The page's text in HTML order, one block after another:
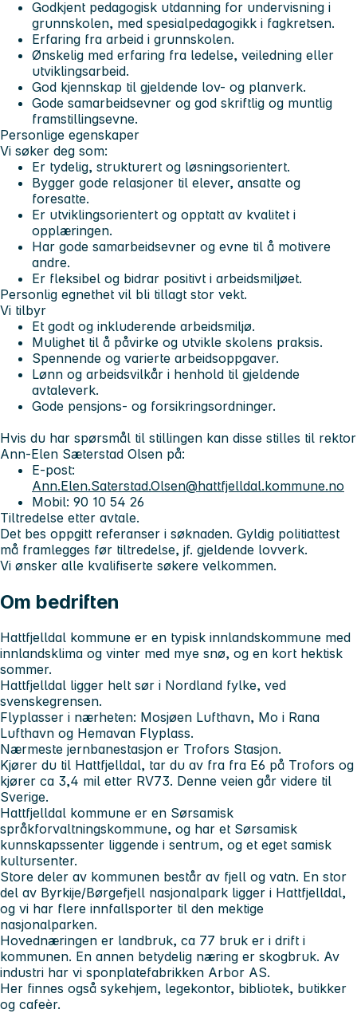
Godkjent pedagogisk utdanning for undervisning i
grunnskolen, med spesialpedagogikk i fagkretsen.
Erfaring fra arbeid i grunnskolen.
Ønskelig med erfaring fra ledelse, veiledning eller
utviklingsarbeid.
God kjennskap til gjeldende lov- og planverk.
Gode samarbeidsevner og god skriftlig og muntlig
framstillingsevne.
Personlige egenskaper
Vi søker deg som:
Er tydelig, strukturert og løsningsorientert.
Bygger gode relasjoner til elever, ansatte og
foresatte.
Er utviklingsorientert og opptatt av kvalitet i
opplæringen.
Har gode samarbeidsevner og evne til å motivere
andre.
Er fleksibel og bidrar positivt i arbeidsmiljøet.
Personlig egnethet vil bli tillagt stor vekt.
Vi tilbyr
Et godt og inkluderende arbeidsmiljø.
Mulighet til å påvirke og utvikle skolens praksis.
Spennende og varierte arbeidsoppgaver.
Lønn og arbeidsvilkår i henhold til gjeldende
avtaleverk.
Gode pensjons- og forsikringsordninger.
Hvis du har spørsmål til stillingen kan disse stilles til rektor
Ann-Elen Sæterstad Olsen på:
E-post:
Ann.Elen.Saterstad.Olsen@hattfjelldal.kommune.no
Mobil: 90 10 54 26
Tiltredelse etter avtale.
Det bes oppgitt referanser i søknaden. Gyldig politiattest
må framlegges før tiltredelse, jf. gjeldende lovverk.
Vi ønsker alle kvalifiserte søkere velkommen.
Om bedriften
Hattfjelldal kommune er en typisk innlandskommune med
innlandsklima og vinter med mye snø, og en kort hektisk
sommer.
Hattfjelldal ligger helt sør i Nordland fylke, ved
svenskegrensen.
Flyplasser i nærheten: Mosjøen Lufthavn, Mo i Rana
Lufthavn og Hemavan Flyplass.
Nærmeste jernbanestasjon er Trofors Stasjon.
Kjører du til Hattfjelldal, tar du av fra fra E6 på Trofors og
kjører ca 3,4 mil etter RV73. Denne veien går videre til
Sverige.
Hattfjelldal kommune er en Sørsamisk
språkforvaltningskommune, og har et Sørsamisk
kunnskapssenter liggende i sentrum, og et eget samisk
kultursenter.
Store deler av kommunen består av fjell og vatn. En stor
del av Byrkije/Børgefjell nasjonalpark ligger i Hattfjelldal,
og vi har flere innfallsporter til den mektige
nasjonalparken.
Hovednæringen er landbruk, ca 77 bruk er i drift i
kommunen. En annen betydelig næring er skogbruk. Av
industri har vi sponplatefabrikken Arbor AS.
Her finnes også sykehjem, legekontor, bibliotek, butikker
og cafeèr.